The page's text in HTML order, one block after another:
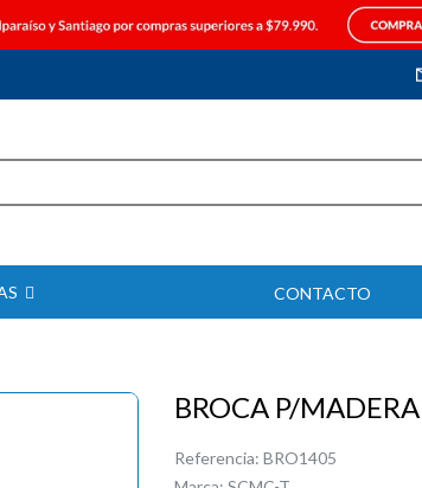
CONTACTO
BROCA P/
Referencia: BRO1405